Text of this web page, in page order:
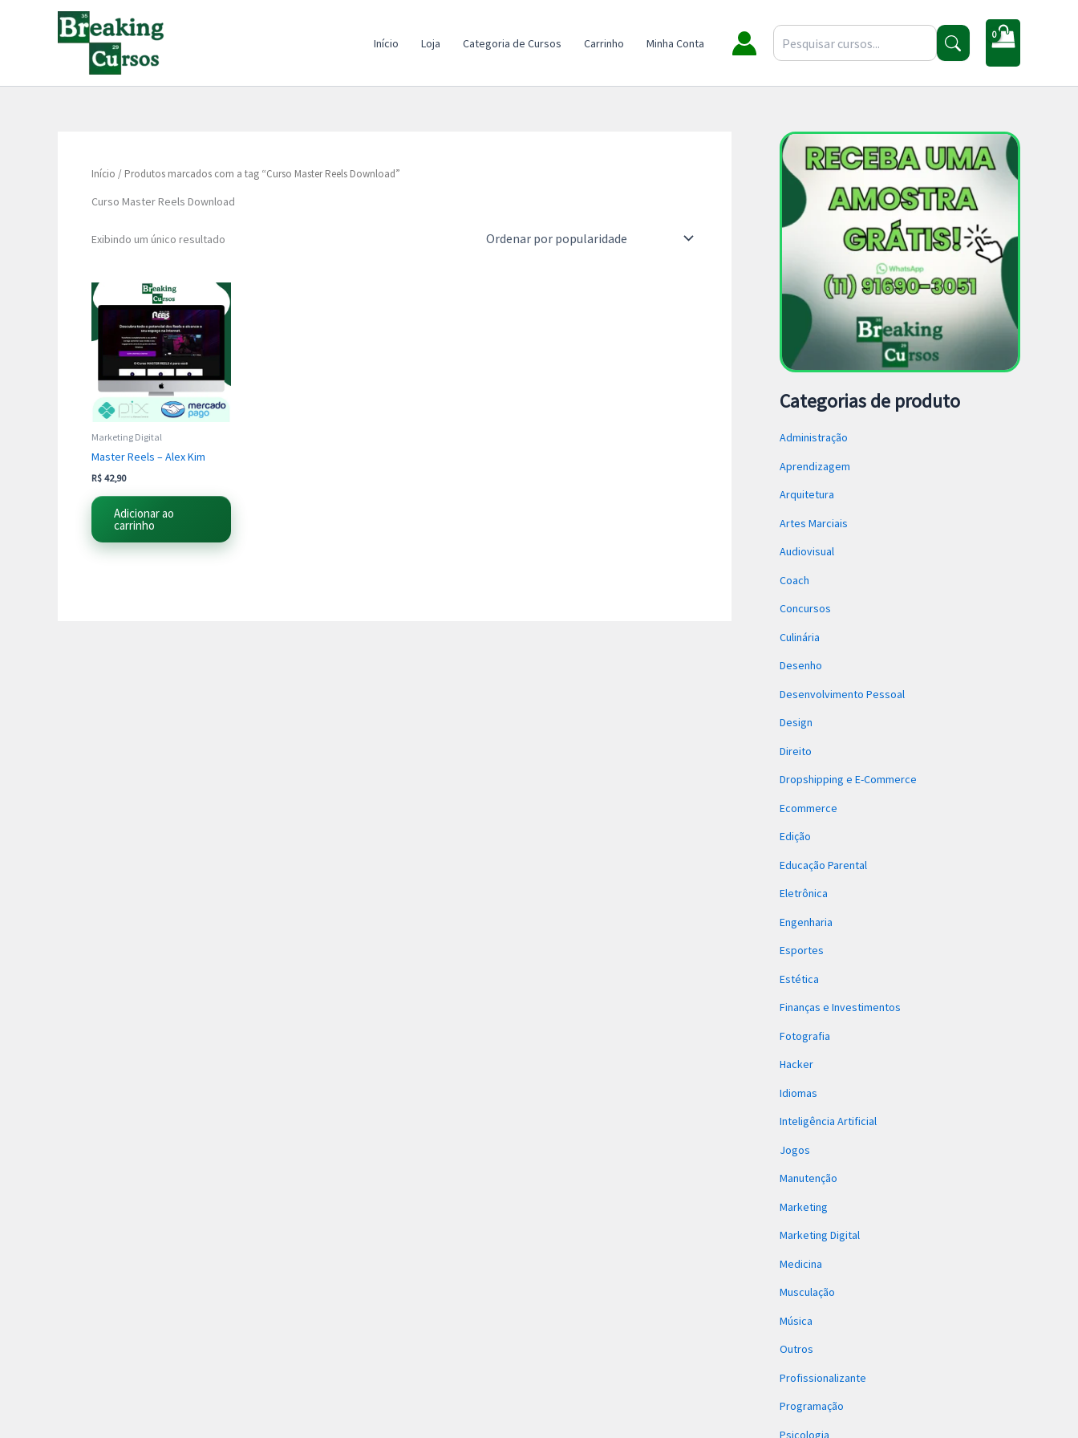
Início Loja Categoria de Cursos Carrinho Minha Conta
Início / Produtos marcados com a tag “Curso Master Reels Download”
Curso Master Reels Download
Exibindo um único resultado
Marketing Digital
Master Reels – Alex Kim
R$ 42,90
Adicionar ao
carrinho
Categorias de produto
Administração
Aprendizagem
Arquitetura
Artes Marciais
Audiovisual
Coach
Concursos
Culinária
Desenho
Desenvolvimento Pessoal
Design
Direito
Dropshipping e E-Commerce
Ecommerce
Edição
Educação Parental
Eletrônica
Engenharia
Esportes
Estética
Finanças e Investimentos
Fotografia
Hacker
Idiomas
Inteligência Artificial
Jogos
Manutenção
Marketing
Marketing Digital
Medicina
Musculação
Música
Outros
Profissionalizante
Programação
Psicologia